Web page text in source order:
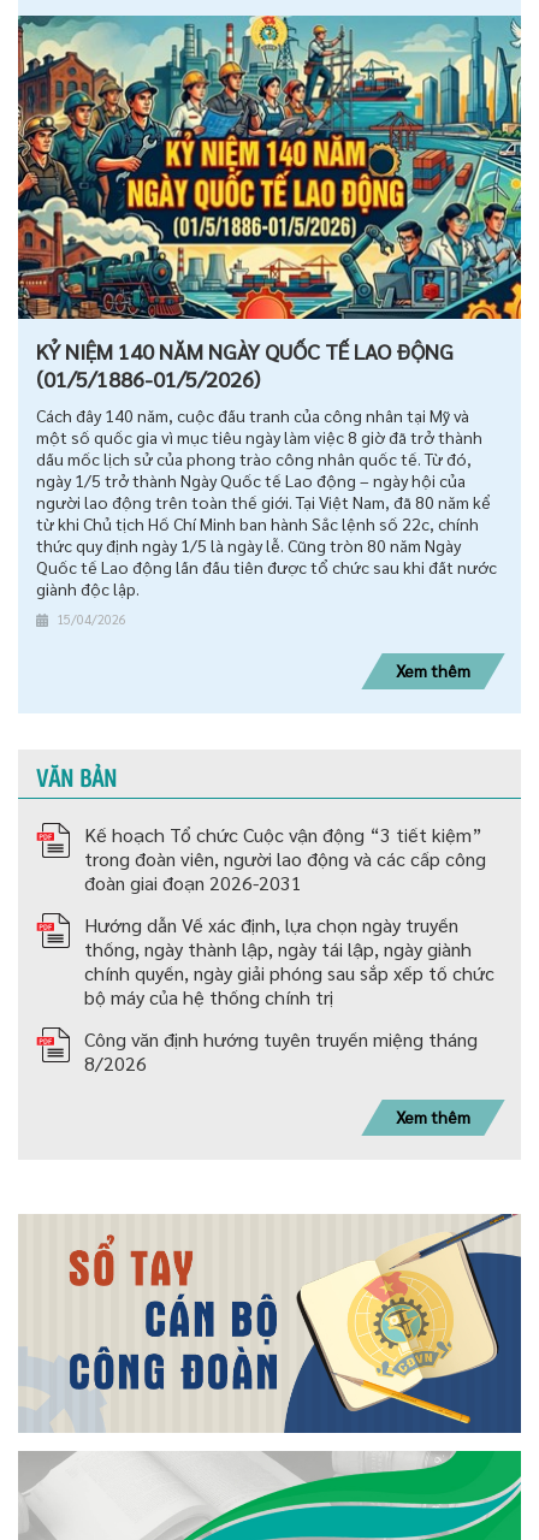
KỶ NIỆM 140 NĂM NGÀY QUỐC TẾ LAO ĐỘNG
(01/5/1886-01/5/2026)
Cách đây 140 năm, cuộc đấu tranh của công nhân tại Mỹ và
một số quốc gia vì mục tiêu ngày làm việc 8 giờ đã trở thành
dấu mốc lịch sử của phong trào công nhân quốc tế. Từ đó,
ngày 1/5 trở thành Ngày Quốc tế Lao động – ngày hội của
người lao động trên toàn thế giới. Tại Việt Nam, đã 80 năm kể
từ khi Chủ tịch Hồ Chí Minh ban hành Sắc lệnh số 22c, chính
thức quy định ngày 1/5 là ngày lễ. Cũng tròn 80 năm Ngày
Quốc tế Lao động lần đầu tiên được tổ chức sau khi đất nước
giành độc lập.
15/04/2026
Xem thêm
VĂN BẢN
Kế hoạch Tổ chức Cuộc vận động “3 tiết kiệm”
trong đoàn viên, người lao động và các cấp công
đoàn giai đoạn 2026-2031
Hướng dẫn Về xác định, lựa chọn ngày truyền
thống, ngày thành lập, ngày tái lập, ngày giành
chính quyền, ngày giải phóng sau sắp xếp tố chức
bộ máy của hệ thống chính trị
Công văn định hướng tuyên truyền miệng tháng
8/2026
Xem thêm